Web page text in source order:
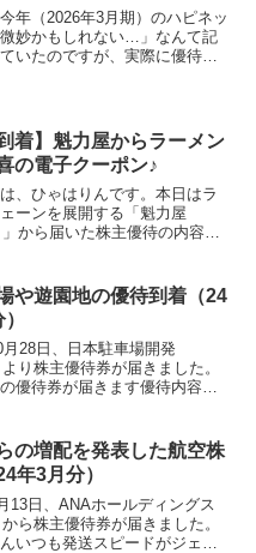
年（2026年3月期）のハピネッ
微妙かもしれない…」なんて記
いたのですが、実際に優待品
今回はハピ...
着】魁力屋からラーメン
の電子クーポン♪
、ひゃはりんです。本日はラ
ーンを展開する「魁力屋
」から届いた株主優待の内容を
以上自社店舗で利用可能な
当の電子チ...
や遊園地の優待到着（24
月28日、日本駐車場開発
より株主優待券が届きました。
優待券が届きます優待内容（7
ー場(2)日本ス...
の増配を発表した航空株
年3月分）
13日、ANAホールディングス
から株主優待券が届きました。
いつも発送スピードがジェッ